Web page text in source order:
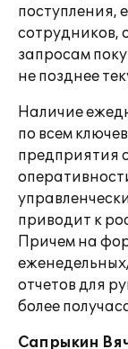
поступления,
сотрудников,
запросам
не позднее
Наличие
по всем
предприятия
приводит к
Причем на
отчетов для
более
Сапрыкин